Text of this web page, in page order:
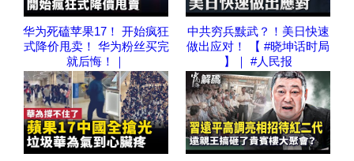
华为死磕苹果17！ 开始疯狂
式降价甩卖！ 华为粉丝买完
就后悔！｜
中共穷兵黩武？！美日快速
做出应对！ 【 #晓坤话时局
】｜ #人民报